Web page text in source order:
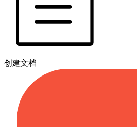
创建文档